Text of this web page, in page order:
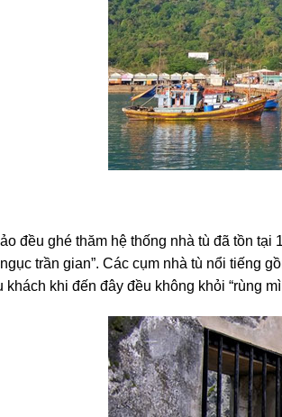
đều ghé thăm hệ thống nhà tù đã tồn
trần gian”. Các cụm nhà tù nổi
khi đến đây đều không khỏi “rùng